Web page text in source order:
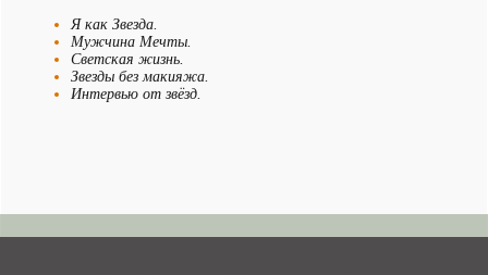
Я как Звезда.
Мужчина Мечты.
Светская жизнь.
Звезды без макияжа.
Интервью от звёзд.